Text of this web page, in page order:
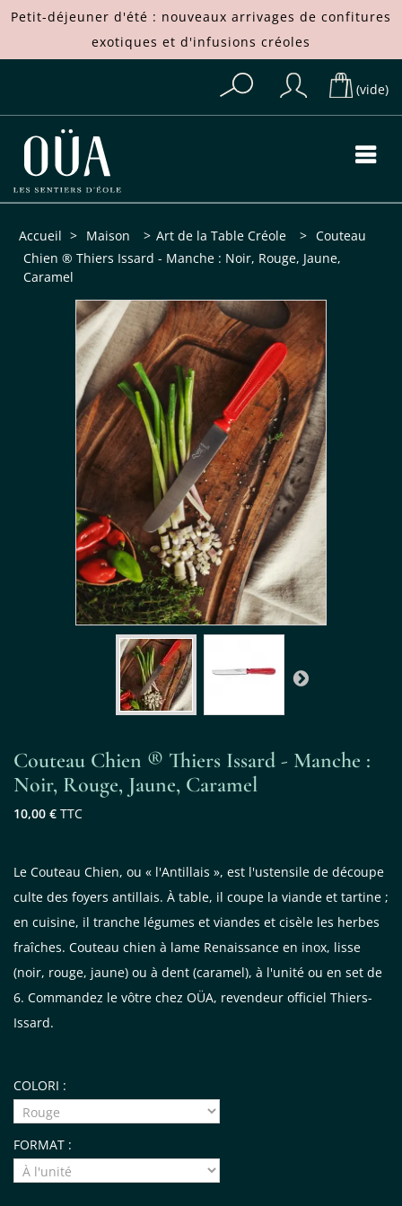
Petit-déjeuner d'été : nouveaux arrivages de confitures
exotiques et d'infusions créoles
(vide)
Accueil > Maison > Art de la Table Créole > Couteau
Chien ® Thiers Issard - Manche : Noir, Rouge, Jaune,
Caramel
Couteau Chien ® Thiers Issard - Manche :
Noir, Rouge, Jaune, Caramel
10,00 € TTC
Le Couteau Chien, ou « l'Antillais », est l'ustensile de découpe
culte des foyers antillais. À table, il coupe la viande et tartine ;
en cuisine, il tranche légumes et viandes et cisèle les herbes
fraîches. Couteau chien à lame Renaissance en inox, lisse
(noir, rouge, jaune) ou à dent (caramel), à l'unité ou en set de
6. Commandez le vôtre chez OÜA, revendeur officiel Thiers-
Issard.
COLORI :
FORMAT :